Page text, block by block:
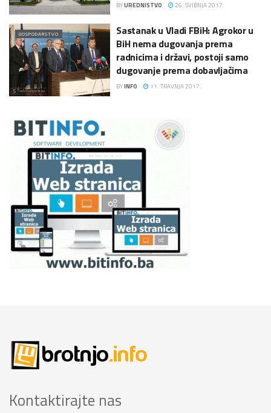
BYUREDNISTVO 26. SVIBNJA 2017.
GOSPODARSTVO
Sastanak u Vladi FBiH: Agrokor u
BiH nema dugovanja prema
radnicima i državi, postoji samo
dugovanje prema dobavljačima
BYINFO 11. TRAVNJA 2017.
Kontaktirajte nas